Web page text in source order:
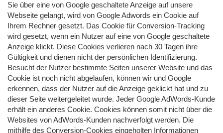
Sie über eine von Google geschaltete Anzeige auf unsere
Webseite gelangt, wird von Google Adwords ein Cookie auf
Ihrem Rechner gesetzt. Das Cookie für Conversion-Tracking
wird gesetzt, wenn ein Nutzer auf eine von Google geschaltete
Anzeige klickt. Diese Cookies verlieren nach 30 Tagen ihre
Gültigkeit und dienen nicht der persönlichen Identifizierung.
Besucht der Nutzer bestimmte Seiten unserer Website und das
Cookie ist noch nicht abgelaufen, können wir und Google
erkennen, dass der Nutzer auf die Anzeige geklickt hat und zu
dieser Seite weitergeleitet wurde. Jeder Google AdWords-Kunde
erhält ein anderes Cookie. Cookies können somit nicht über die
Websites von AdWords-Kunden nachverfolgt werden. Die
mithilfe des Conversion-Cookies eingeholten Informationen